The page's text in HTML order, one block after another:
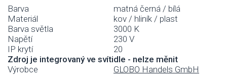
Barva
matná černá / bílá
Materiál
kov / hliník / plast
Barva světla
3000 K
Napětí
230 V
IP krytí
20
Zdroj je integrovaný ve svítidle - nelze měnit
Výrobce
GLOBO Handels GmbH